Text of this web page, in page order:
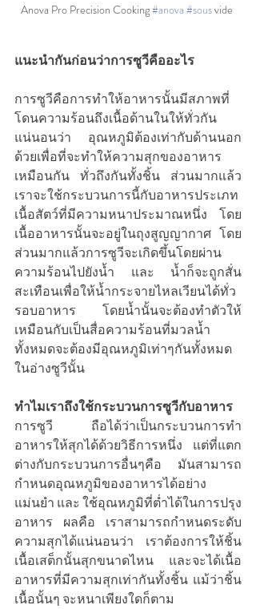
Anova Pro Precision Cooking #anova #sous vide
แนะนำกันก่อนว่าการซูวีคืออะไร
การซูวีคือการทำให้อาหารนั้นมีสภาพที่
โดนความร้อนถึงเนื้อด้านในให้ทั่วกัน
แน่นอนว่า อุณหภูมิต้องเท่ากับด้านนอก
ด้วยเพื่อที่จะทำให้ความสุกของอาหาร
เหมือนกัน ทั่วถึงกันทั้งชิ้น ส่วนมากแล้ว
เราจะใช้กระบวนการนี้กับอาหารประเภท
เนื้อสัตว์ที่มีความหนาประมาณหนึ่ง โดย
เนื้ออาหารนั้นจะอยู่ในถุงสูญญากาศ โดย
ส่วนมากแล้วการซูวีจะเกิดขึ้นโดยผ่าน
ความร้อนไปยังน้ำ และ น้ำก็จะถูกสั่น
สะเทือนเพื่อให้น้ำกระจายไหลเวียนได้ทั่ว
รอบอาหาร โดยน้ำนั้นจะต้องทำตัวให้
เหมือนกับเป็นสื่อความร้อนที่มวลน้ำ
ทั้งหมดจะต้องมีอุณหภูมิเท่าๆกันทั้งหมด
ในอ่างซูวีนั้น
ทำไมเราถึงใช้กระบวนการซูวีกับอาหาร
การซูวี ถือได้ว่าเป็นกระบวนการทำ
อาหารให้สุกได้ด้วยวิธีการหนึ่ง แต่ที่แตก
ต่างกับกระบวนการอื่นๆคือ มันสามารถ
กำหนดอุณหภูมิของอาหารได้อย่าง
แม่นยำ และ ใช้อุณหภูมิที่ต่ำได้ในการปรุง
อาหาร ผลคือ เราสามารถกำหนดระดับ
ความสุกได้แน่นอนว่า เราต้องการให้ชิ้น
เนื้อเสต็กนั้นสุกขนาดไหน และจะได้เนื้อ
อาหารที่มีความสุกเท่ากันทั้งชิ้น แม้ว่าชิ้น
เนื้อนั้นๆ จะหนาเพียงใดก็ตาม